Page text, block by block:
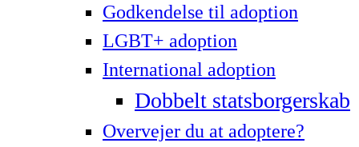
Godkendelse til adoption
LG­BT+ adoption
International adoption
Dobbelt statsborgerskab
Overvejer du at adoptere?